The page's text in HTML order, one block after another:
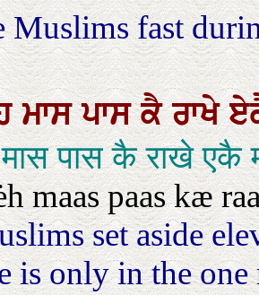
Muslims fast
ਮਾਸਪਾਸਕੈਰਾਖੇ
पास कै राखे एकै
maas paas kæ
set aside
is only in the one